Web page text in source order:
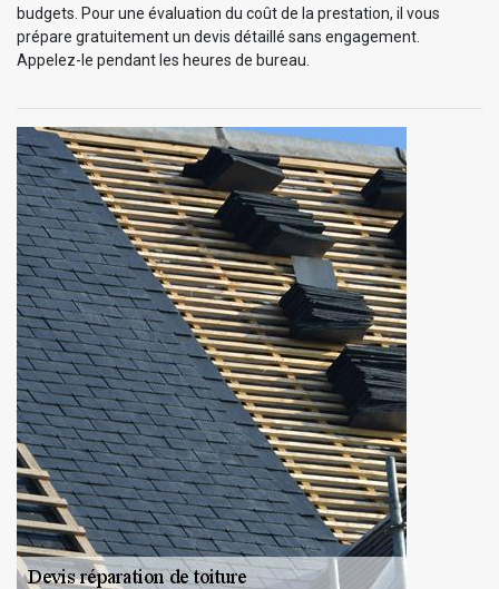
budgets. Pour une évaluation du coût de la prestation, il vous
prépare gratuitement un devis détaillé sans engagement.
Appelez-le pendant les heures de bureau.